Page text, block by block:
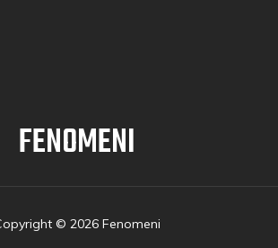
FENOMENI
© 2026 Fenomeni